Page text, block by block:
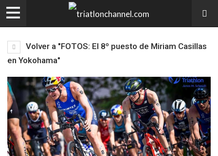
Volver a "FOTOS: El 8º puesto de Miriam Casillas
en Yokohama"